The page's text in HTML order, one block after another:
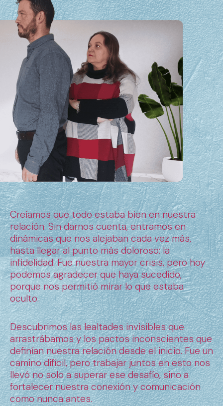
Creíamos que todo estaba bien en nuestra
relación. Sin darnos cuenta, entramos en
dinámicas que nos alejaban cada vez más,
hasta llegar al punto más doloroso: la
infidelidad. Fue nuestra mayor crisis, pero hoy
podemos agradecer que haya sucedido,
porque nos permitió mirar lo que estaba
oculto.
Descubrimos las lealtades invisibles que
arrastrábamos y los pactos inconscientes que
definían nuestra relación desde el inicio. Fue un
camino difícil, pero trabajar juntos en esto nos
llevó no solo a superar ese desafío, sino a
fortalecer nuestra conexión y comunicación
como nunca antes.